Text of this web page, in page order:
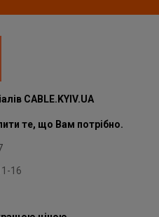
CABLE.KYIV.UA
те, що Вам потрібно.
16